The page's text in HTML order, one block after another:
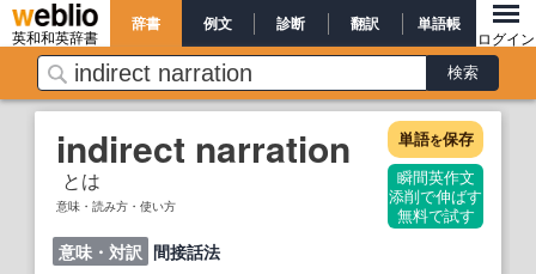
英和和英辞書
辞書 例文 診断 翻訳 単語帳
ログイン
indirect narration
とは
意味・読み方・使い方
単語を保存
瞬間英作文
添削で伸ばす
無料で試す
意味・対訳 間接話法